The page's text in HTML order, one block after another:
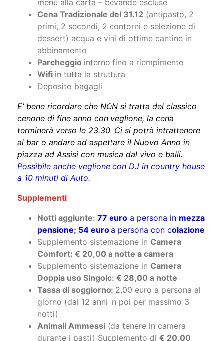
menù alla carta – bevande escluse
Cena Tradizionale del 31.12 (antipasto, 2
primi, 2 secondi, 2 contorni e selezione di
dessert) acqua e vini di ottime cantine in
abbinamento
Parcheggio interno fino a riempimento
Wifi in tutta la struttura
Deposito bagagli
E’ bene ricordare che NON si tratta del classico
cenone di fine anno con veglione, la cena
terminerà verso le 23.30. Ci si potrà intrattenere
al bar o andare ad aspettare il Nuovo Anno in
piazza ad Assisi con musica dal vivo e balli.
Possibile anche veglione con DJ in country house
a 10 minuti di Auto.
Supplementi
Notti aggiunte: 77 euro a persona in mezza
pensione; 54 euro a persona con colazione
Supplemento sistemazione in Camera
Comfort: € 20,00 a notte a camera
Supplemento sistemazione in Camera
Doppia uso Singolo: € 28,00 a notte
Tassa di soggiorno: 2,00 euro a persona al
giorno (dai 12 anni in poi per massimo 3
notti)
Animali Ammessi (da tenere in camera
durante i pasti) Supplemento di € 20,00